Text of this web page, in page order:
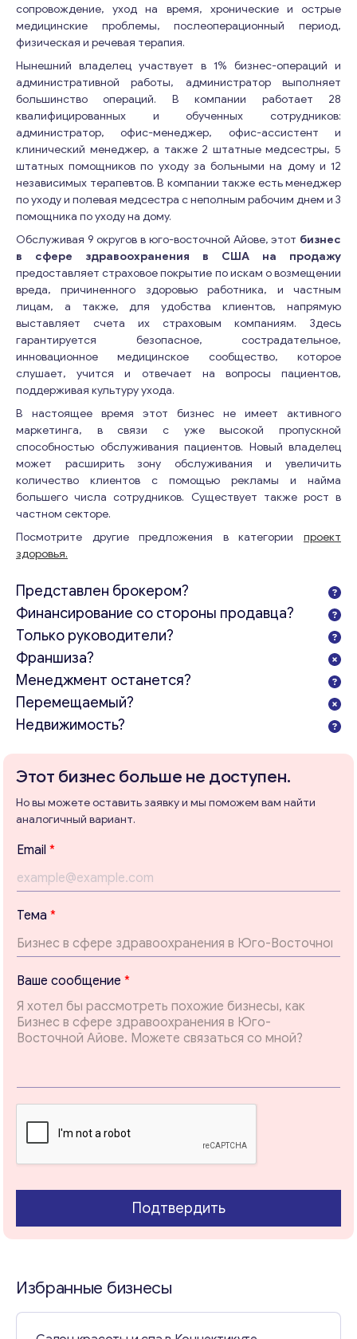
Консультация
Отправьте нам запрос, и мы свяжемся с вами в
Email*
Ваши комментарии
Свяжитесь со мной
сопровождение, уход на время, хронические и острые
медицинские проблемы, послеоперационный период,
физическая и речевая терапия.
Нынешний владелец участвует в 1% бизнес-операций и
административной работы, администратор выполняет
большинство операций. В компании работает 28
квалифицированных и обученных сотрудников:
администратор, офис-менеджер, офис-ассистент и
клинический менеджер, а также 2 штатные медсестры, 5
штатных помощников по уходу за больными на дому и 12
независимых терапевтов. В компании также есть менеджер
по уходу и полевая медсестра с неполным рабочим днем и 3
помощника по уходу на дому.
Обслуживая 9 округов в юго-восточной Айове, этот бизнес
в сфере здравоохранения в США на продажу
предоставляет страховое покрытие по искам о возмещении
вреда, причиненного здоровью работника, и частным
лицам, а также, для удобства клиентов, напрямую
выставляет счета их страховым компаниям. Здесь
гарантируется безопасное, сострадательное,
инновационное медицинское сообщество, которое
слушает, учится и отвечает на вопросы пациентов,
поддерживая культуру ухода.
В настоящее время этот бизнес не имеет активного
маркетинга, в связи с уже высокой пропускной
способностью обслуживания пациентов. Новый владелец
может расширить зону обслуживания и увеличить
количество клиентов с помощью рекламы и найма
большего числа сотрудников. Существует также рост в
частном секторе.
Посмотрите другие предложения в категории проект
здоровья.
Представлен брокером?
Финансирование со стороны продавца?
Только руководители?
Франшиза?
Менеджмент останется?
Перемещаемый?
Недвижимость?
Этот бизнес больше не доступен.
Но вы можете оставить заявку и мы поможем вам найти
аналогичный вариант.
Email *
Тема *
В
а
ш
е
*
a
i
Ваше сообщение *
Подтвердить
Избранные бизнесы